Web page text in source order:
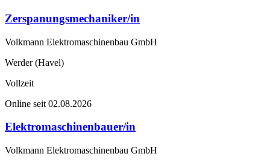
Zerspanungsmechaniker/in
Volkmann Elektromaschinenbau GmbH
Werder (Havel)
Vollzeit
Online seit 02.08.2026
Elektromaschinenbauer/in
Volkmann Elektromaschinenbau GmbH